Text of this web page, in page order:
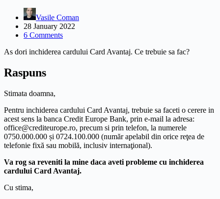
Vasile Coman
28 January 2022
6 Comments
As dori inchiderea cardului Card Avantaj. Ce trebuie sa fac?
Raspuns
Stimata doamna,
Pentru inchiderea cardului Card Avantaj, trebuie sa faceti o cerere in
acest sens la banca Credit Europe Bank, prin e-mail la adresa:
office@crediteurope.ro, precum si prin telefon, la numerele
0750.000.000 și 0724.100.000 (număr apelabil din orice reţea de
telefonie fixă sau mobilă, inclusiv internaţional).
Va rog sa reveniti la mine daca aveti probleme cu inchiderea
cardului Card Avantaj.
Cu stima,